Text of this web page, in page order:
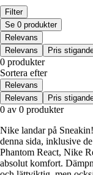
Filter
Se 0 produkter
Relevans
Relevans
Pris
0 produkter
Sortera efter
Relevans
Relevans
Pris
0 av 0 produkter
Nike landar på
denna sida, inklusive
Phantom React, Nike
absolut komfort.